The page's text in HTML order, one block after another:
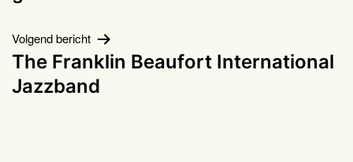
Volgend bericht
The Franklin Beaufort International
Jazzband